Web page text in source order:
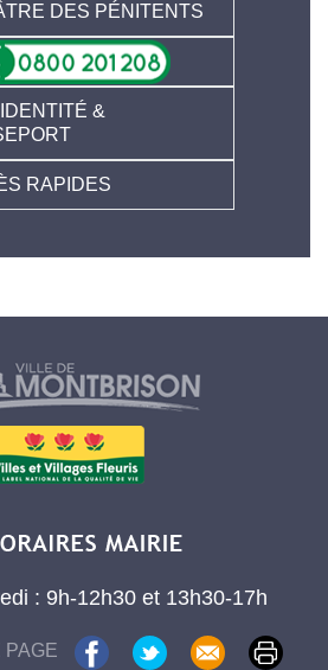
DES PÉNITENTS
&
RAPIDES
: 9h-12h30 et 13h30-17h
PAGE